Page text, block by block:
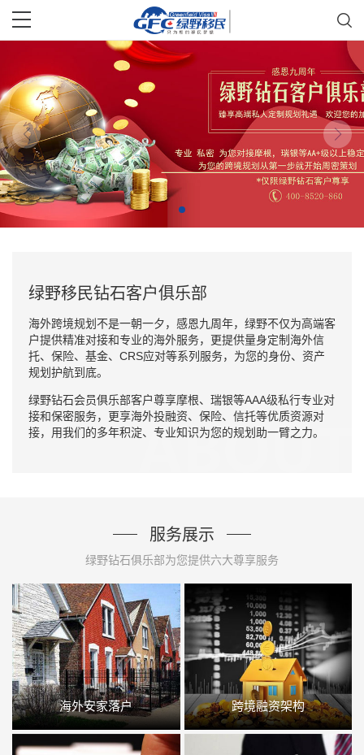
绿野移民钻石客户俱乐部
海外跨境规划不是一朝一夕，感恩九周年，绿野不仅为高端客
户提供精准对接和专业的海外服务，更提供量身定制海外信
托、保险、基金、CRS应对等系列服务，为您的身份、资产
规划护航到底。
绿野钻石会员俱乐部客户尊享摩根、瑞银等AAA级私行专业对
接和保密服务，更享海外投融资、保险、信托等优质资源对
接，用我们的多年积淀、专业知识为您的规划助一臂之力。
服务展示
绿野钻石俱乐部为您提供六大尊享服务
海外安家落户 跨境融资架构